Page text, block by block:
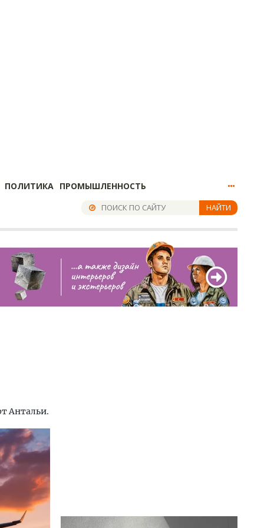
ПОЛИТИКА ПРОМЫШЛЕННОСТЬ
НАЙТИ
Антальи.